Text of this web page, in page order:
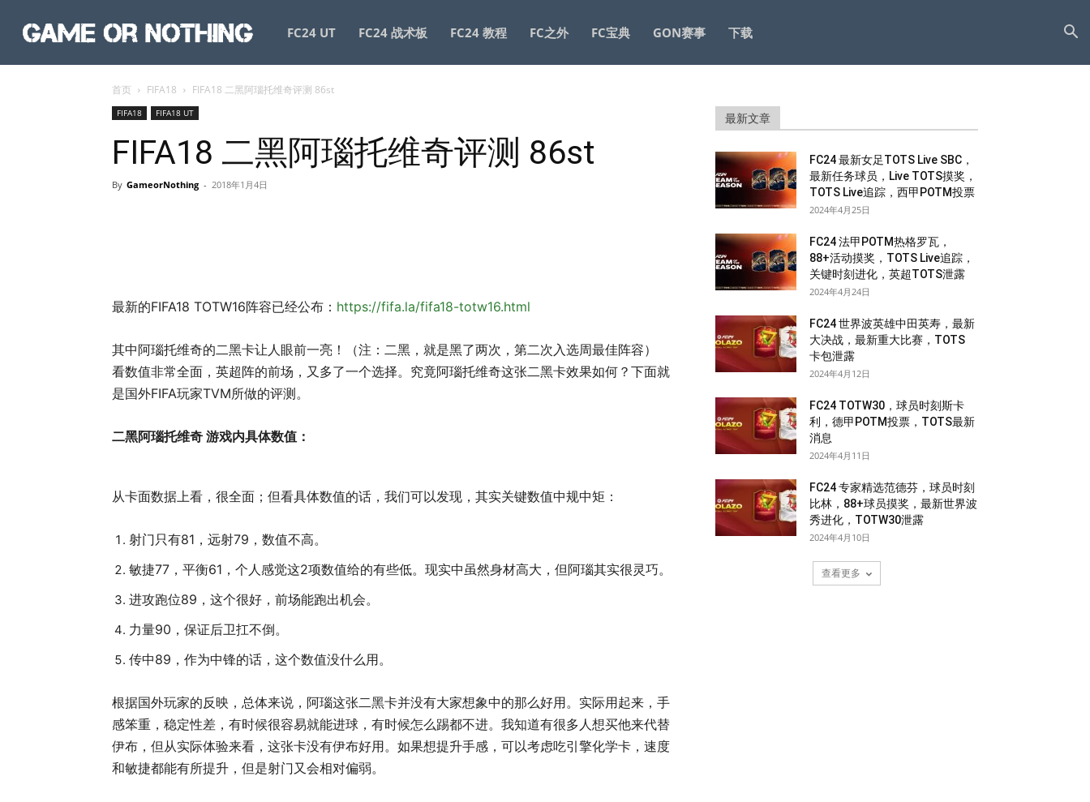
GameorNothing
FC24 UT FC24 战术板 FC24 教程 FC之外 FC宝典 GON赛事 下载
首页 FIFA18 FIFA18 二黑阿瑙托维奇评测 86st
FIFA18 FIFA18 UT
FIFA18 二黑阿瑙托维奇评测 86st
By GameorNothing - 2018年1月4日
最新的FIFA18 TOTW16阵容已经公布： https://fifa.la/fifa18-totw16.html
其中阿瑙托维奇的二黑卡让人眼前一亮！（注：二黑，就是黑了两次，第二次入选周最佳阵容）
看数值非常全面，英超阵的前场，又多了一个选择。究竟阿瑙托维奇这张二黑卡效果如何？下面就
是国外FIFA玩家TVM所做的评测。
二黑阿瑙托维奇 游戏内具体数值：
从卡面数据上看，很全面；但看具体数值的话，我们可以发现，其实关键数值中规中矩：
射门只有81，远射79，数值不高。
敏捷77，平衡61，个人感觉这2项数值给的有些低。现实中虽然身材高大，但阿瑙其实很灵巧。
进攻跑位89，这个很好，前场能跑出机会。
力量90，保证后卫扛不倒。
传中89，作为中锋的话，这个数值没什么用。
根据国外玩家的反映，总体来说，阿瑙这张二黑卡并没有大家想象中的那么好用。实际用起来，手
感笨重，稳定性差，有时候很容易就能进球，有时候怎么踢都不进。我知道有很多人想买他来代替
伊布，但从实际体验来看，这张卡没有伊布好用。如果想提升手感，可以考虑吃引擎化学卡，速度
和敏捷都能有所提升，但是射门又会相对偏弱。
最新文章
FC24 最新女足TOTS Live SBC，
最新任务球员，Live TOTS摸奖，
TOTS Live追踪，西甲POTM投票
2024年4月25日
FC24 法甲POTM热格罗瓦，
88+活动摸奖，TOTS Live追踪，
关键时刻进化，英超TOTS泄露
2024年4月24日
FC24 世界波英雄中田英寿，最新
大决战，最新重大比赛，TOTS
卡包泄露
2024年4月12日
FC24 TOTW30，球员时刻斯卡
利，德甲POTM投票，TOTS最新
消息
2024年4月11日
FC24 专家精选范德芬，球员时刻
比林，88+球员摸奖，最新世界波
秀进化，TOTW30泄露
2024年4月10日
查看更多